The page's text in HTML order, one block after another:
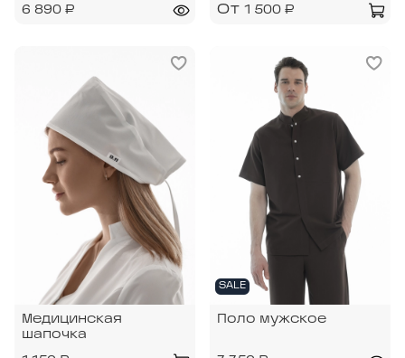
6 890 ₽ От 1 500 ₽
Медицинская
шапочка
SALE
Поло мужское